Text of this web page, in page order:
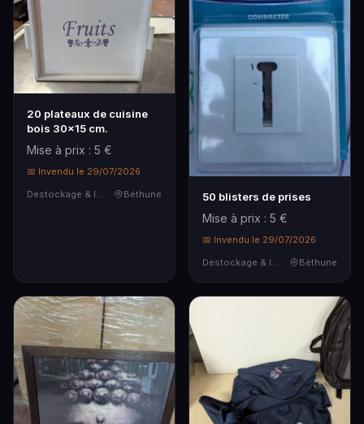
20 plateaux de cuisine
bois 30x15 cm.
Mise à prix : 5 €
📅 Invendu le 29/07/2026
Béthune 50 blisters de prises
Mise à prix : 5 €
📅 Invendu le 29/07/2026
Béthune